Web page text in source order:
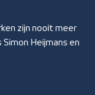
zijn nooit meer
Heijmans en